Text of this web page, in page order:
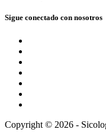
Sigue conectado con nosotros
Copyright © 2026 -